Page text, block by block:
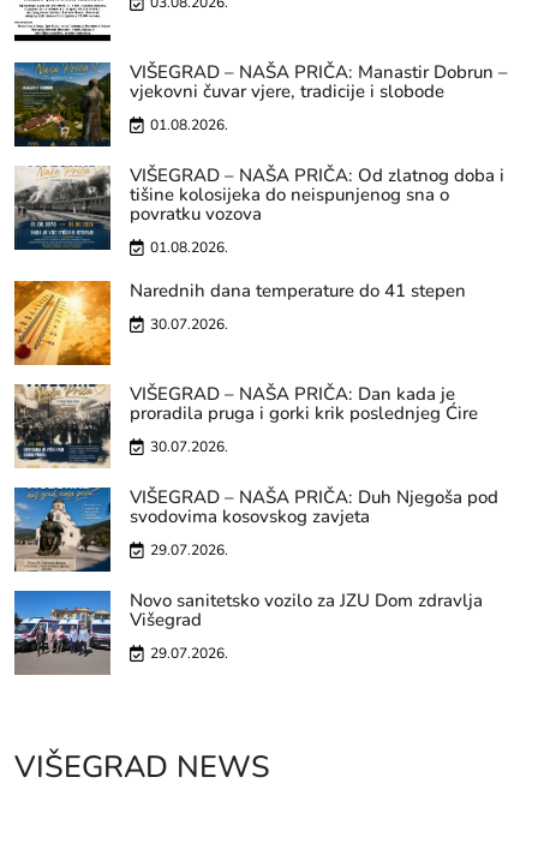
VIŠEGRAD – NAŠA PRIČA: Manastir Dobrun –
vjekovni čuvar vjere, tradicije i slobode
01.08.2026.
VIŠEGRAD – NAŠA PRIČA: Od zlatnog doba i
tišine kolosijeka do neispunjenog sna o
povratku vozova
01.08.2026.
Narednih dana temperature do 41 stepen
30.07.2026.
VIŠEGRAD – NAŠA PRIČA: Dan kada je
proradila pruga i gorki krik poslednjeg Ćire
30.07.2026.
VIŠEGRAD – NAŠA PRIČA: Duh Njegoša pod
svodovima kosovskog zavjeta
29.07.2026.
Novo sanitetsko vozilo za JZU Dom zdravlja
Višegrad
29.07.2026.
VIŠEGRAD NEWS